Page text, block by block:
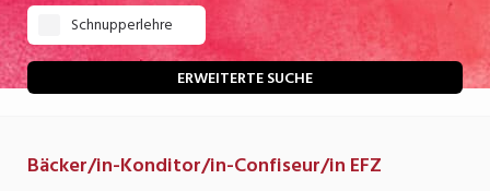
Gesundheit/Pflege/Soziales
Handwerk/Technik
Kultur
Schnupperlehre
ERWEITERTE SUCHE
Bäcker/in-Konditor/in-Confiseur/in EFZ